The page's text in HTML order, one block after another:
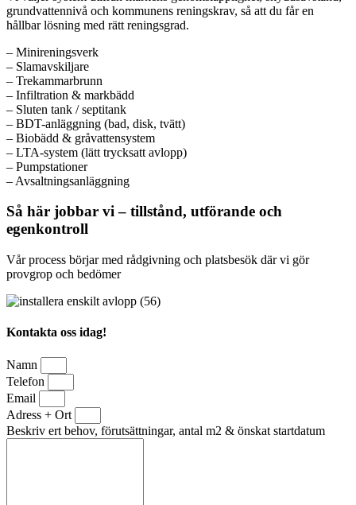
grundvattennivå och kommunens reningskrav, så att du får en
hållbar lösning med rätt reningsgrad.
– Minireningsverk
– Slamavskiljare
– Trekammarbrunn
– Infiltration & markbädd
– Sluten tank / septitank
– BDT-anläggning (bad, disk, tvätt)
– Biobädd & gråvattensystem
– LTA-system (lätt trycksatt avlopp)
– Pumpstationer
– Avsaltningsanläggning
Så här jobbar vi – tillstånd, utförande och
egenkontroll
Vår process börjar med rådgivning och platsbesök där vi gör
provgrop och bedömer
Kontakta oss idag!
Namn
Telefon
Email
Adress + Ort
Beskriv ert behov, förutsättningar, antal m2 & önskat startdatum